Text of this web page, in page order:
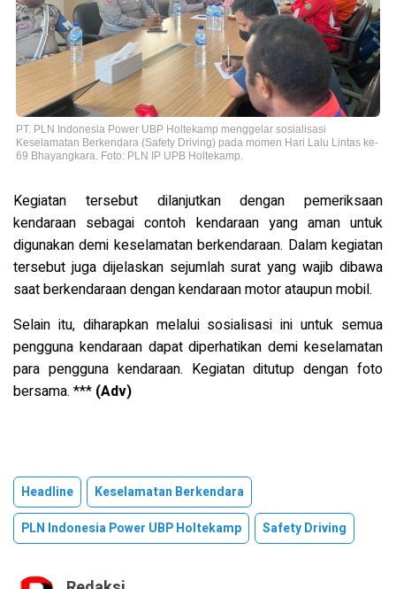
PT. PLN Indonesia Power UBP Holtekamp menggelar sosialisasi
Keselamatan Berkendara (Safety Driving) pada momen Hari Lalu Lintas ke-
69 Bhayangkara. Foto: PLN IP UPB Holtekamp.
Kegiatan tersebut dilanjutkan dengan pemeriksaan
kendaraan sebagai contoh kendaraan yang aman untuk
digunakan demi keselamatan berkendaraan. Dalam kegiatan
tersebut juga dijelaskan sejumlah surat yang wajib dibawa
saat berkendaraan dengan kendaraan motor ataupun mobil.
Selain itu, diharapkan melalui sosialisasi ini untuk semua
pengguna kendaraan dapat diperhatikan demi keselamatan
para pengguna kendaraan. Kegiatan ditutup dengan foto
bersama. *** (Adv)
Headline
Keselamatan Berkendara
PLN Indonesia Power UBP Holtekamp
Safety Driving